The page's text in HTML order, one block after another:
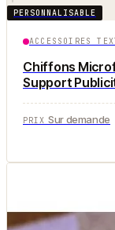
PERSONNALISABLE
ACCESSOIRES
Chiffons
Support
PRIX Sur demande